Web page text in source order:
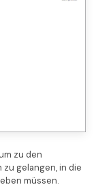
zu den
gelangen, in die
müssen.